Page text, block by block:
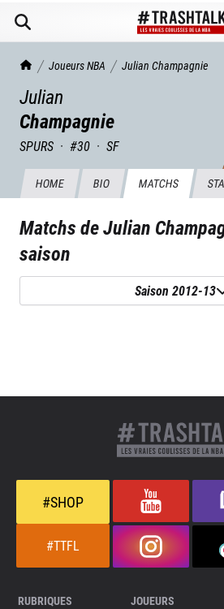
TrashTalk Actu NBA
Joueurs NBA Julian Champagnie
Julian
Champagnie
SPURS · #30 · SF
HOME BIO MATCHS
Matchs deJulian
saison
Saison 2012-13
#SHOP
#TTFL
RUBRIQUES
JOUEURS